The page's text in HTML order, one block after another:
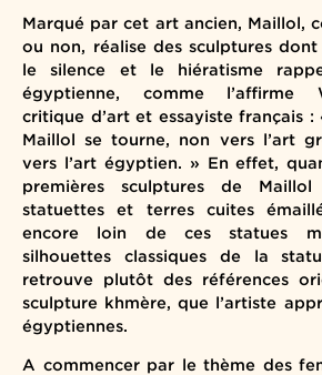
Marqué par cet art ancien, Maillol,
ou non, réalise des sculptures
le silence et le hiératisme
égyptienne, comme l’affirme
critique d’art et essayiste français :
Maillol se tourne, non vers l’art
vers l’art égyptien. » En effet,
premières sculptures de
statuettes et terres cuites
encore loin de ces statues
silhouettes classiques de la
retrouve plutôt des références
sculpture khmère, que l’artiste
égyptiennes.
A commencer par le thème des